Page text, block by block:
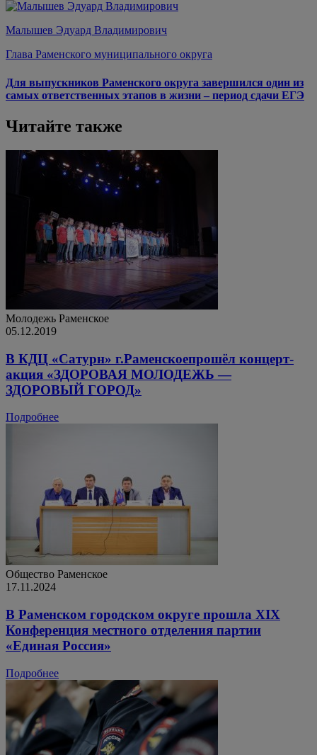
Малышев Эдуард Владимирович
Глава Раменского муниципального округа
Для выпускников Раменского округа завершился один из
самых ответственных этапов в жизни – период сдачи ЕГЭ
Читайте также
Молодежь Раменское
05.12.2019
В КДЦ «Сатурн» г.Раменскоепрошёл концерт-
акция «ЗДОРОВАЯ МОЛОДЕЖЬ —
ЗДОРОВЫЙ ГОРОД»
Подробнее
Общество Раменское
17.11.2024
В Раменском городском округе прошла XIX
Конференция местного отделения партии
«Единая Россия»
Подробнее